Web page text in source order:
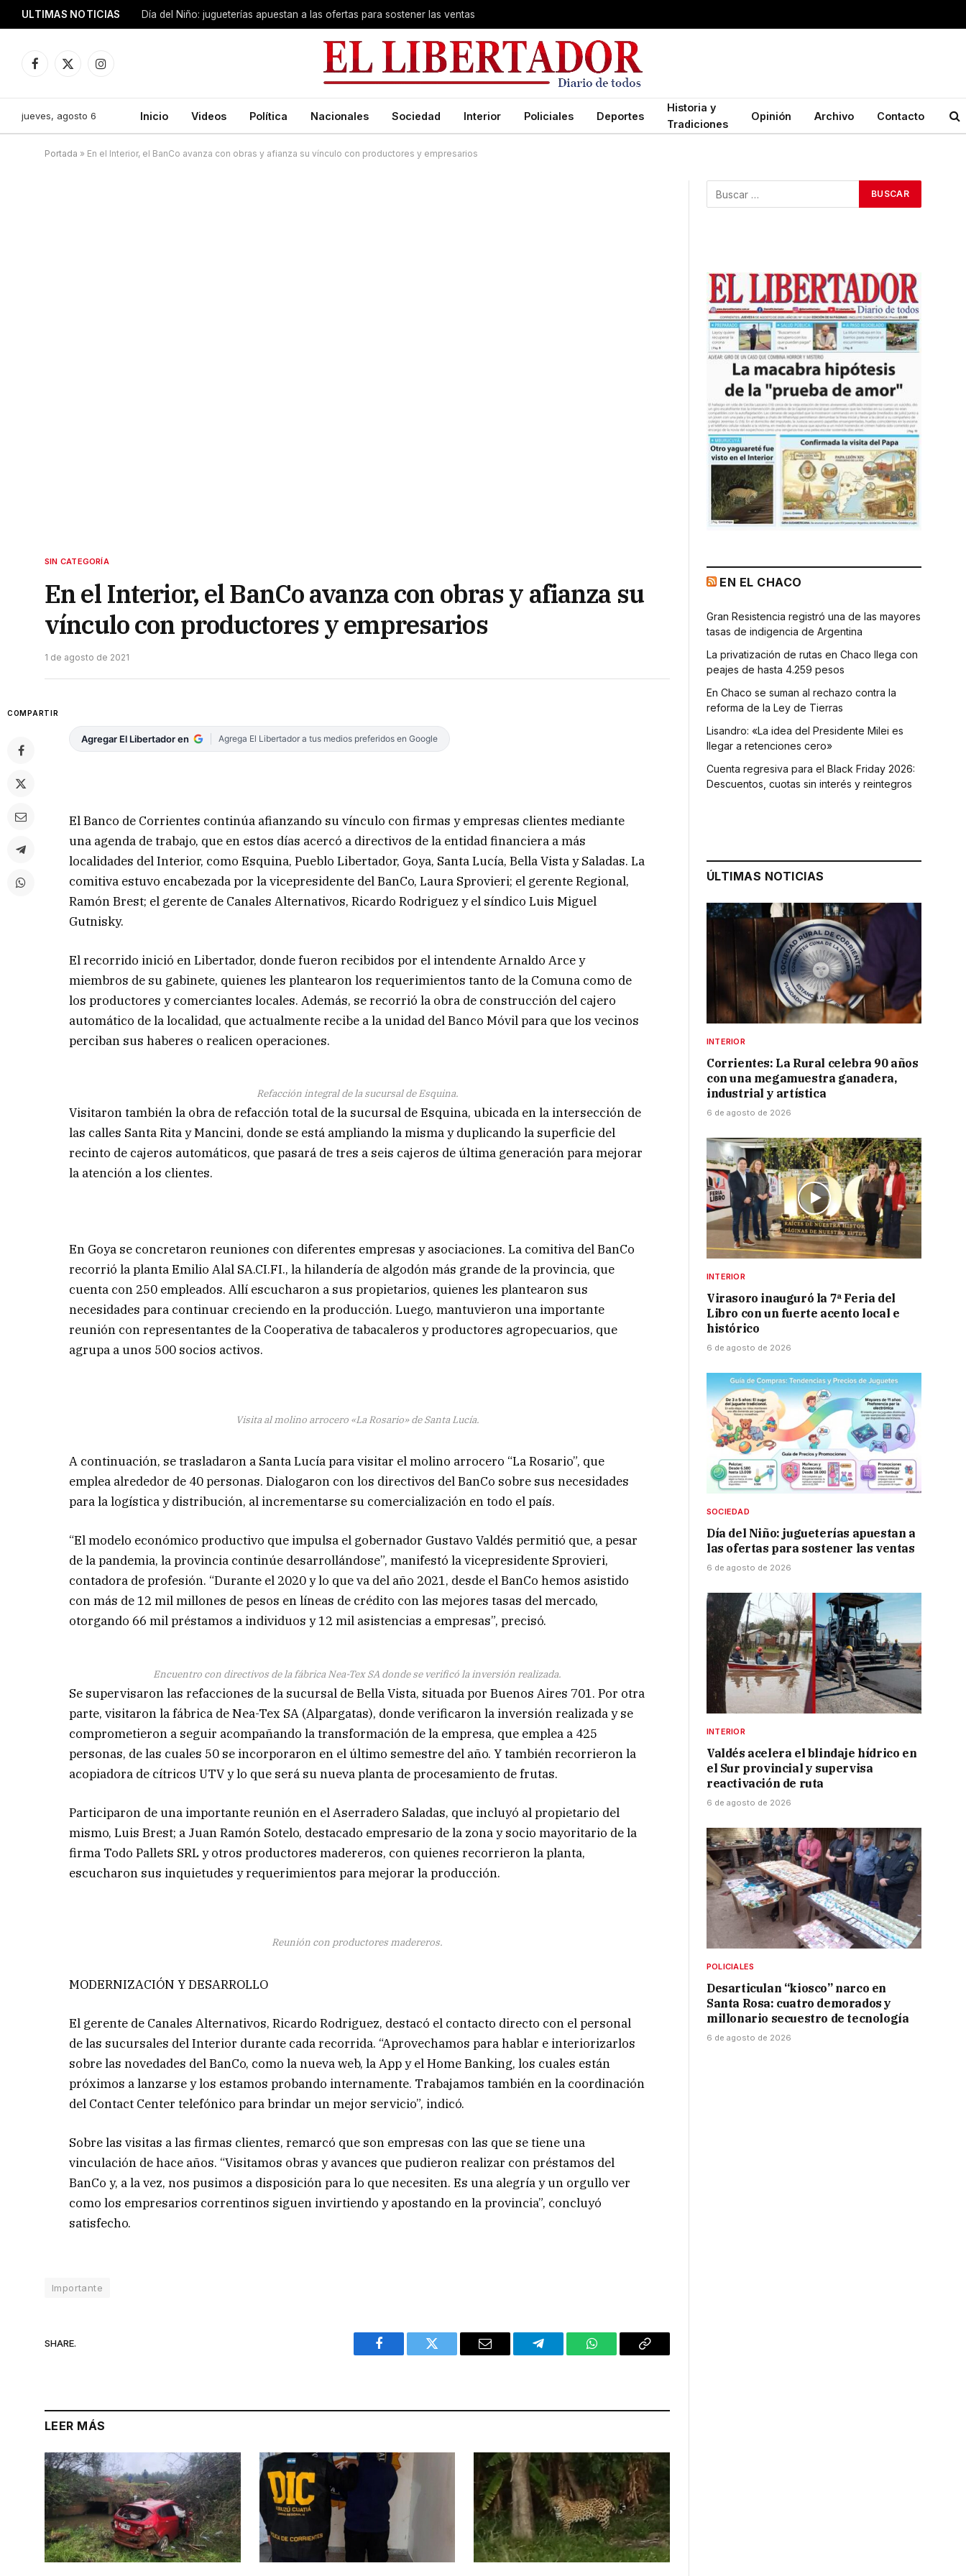
ULTIMAS NOTICIAS Día del Niño: jugueterías apuestan a las ofertas para sostener las ventas
Facebook
X
Instagram
jueves, agosto 6 Inicio Videos Política Nacionales Sociedad Interior Policiales Deportes
Historia y
Tradiciones
Opinión Archivo Contacto
Portada » En el Interior, el BanCo avanza con obras y afianza su vínculo con productores y empresarios
SIN CATEGORÍA
En el Interior, el BanCo avanza con obras y afianza su
vínculo con productores y empresarios
1 de agosto de 2021
COMPARTIR
Agregar El Libertador en Agrega El Libertador a tus medios preferidos en Google
El Banco de Corrientes continúa afianzando su vínculo con firmas y empresas clientes mediante
una agenda de trabajo, que en estos días acercó a directivos de la entidad financiera a más
localidades del Interior, como Esquina, Pueblo Libertador, Goya, Santa Lucía, Bella Vista y Saladas. La
comitiva estuvo encabezada por la vicepresidente del BanCo, Laura Sprovieri; el gerente Regional,
Ramón Brest; el gerente de Canales Alternativos, Ricardo Rodriguez y el síndico Luis Miguel
Gutnisky.
El recorrido inició en Libertador, donde fueron recibidos por el intendente Arnaldo Arce y
miembros de su gabinete, quienes les plantearon los requerimientos tanto de la Comuna como de
los productores y comerciantes locales. Además, se recorrió la obra de construcción del cajero
automático de la localidad, que actualmente recibe a la unidad del Banco Móvil para que los vecinos
perciban sus haberes o realicen operaciones.
Refacción integral de la sucursal de Esquina.
Visitaron también la obra de refacción total de la sucursal de Esquina, ubicada en la intersección de
las calles Santa Rita y Mancini, donde se está ampliando la misma y duplicando la superficie del
recinto de cajeros automáticos, que pasará de tres a seis cajeros de última generación para mejorar
la atención a los clientes.
En Goya se concretaron reuniones con diferentes empresas y asociaciones. La comitiva del BanCo
recorrió la planta Emilio Alal SA.CI.FI., la hilandería de algodón más grande de la provincia, que
cuenta con 250 empleados. Allí escucharon a sus propietarios, quienes les plantearon sus
necesidades para continuar creciendo en la producción. Luego, mantuvieron una importante
reunión con representantes de la Cooperativa de tabacaleros y productores agropecuarios, que
agrupa a unos 500 socios activos.
Visita al molino arrocero «La Rosario» de Santa Lucía.
A continuación, se trasladaron a Santa Lucía para visitar el molino arrocero “La Rosario”, que
emplea alrededor de 40 personas. Dialogaron con los directivos del BanCo sobre sus necesidades
para la logística y distribución, al incrementarse su comercialización en todo el país.
“El modelo económico productivo que impulsa el gobernador Gustavo Valdés permitió que, a pesar
de la pandemia, la provincia continúe desarrollándose”, manifestó la vicepresidente Sprovieri,
contadora de profesión. “Durante el 2020 y lo que va del año 2021, desde el BanCo hemos asistido
con más de 12 mil millones de pesos en líneas de crédito con las mejores tasas del mercado,
otorgando 66 mil préstamos a individuos y 12 mil asistencias a empresas”, precisó.
Encuentro con directivos de la fábrica Nea-Tex SA donde se verificó la inversión realizada.
Se supervisaron las refacciones de la sucursal de Bella Vista, situada por Buenos Aires 701. Por otra
parte, visitaron la fábrica de Nea-Tex SA (Alpargatas), donde verificaron la inversión realizada y se
comprometieron a seguir acompañando la transformación de la empresa, que emplea a 425
personas, de las cuales 50 se incorporaron en el último semestre del año. Y también recorrieron la
acopiadora de cítricos UTV y lo que será su nueva planta de procesamiento de frutas.
Participaron de una importante reunión en el Aserradero Saladas, que incluyó al propietario del
mismo, Luis Brest; a Juan Ramón Sotelo, destacado empresario de la zona y socio mayoritario de la
firma Todo Pallets SRL y otros productores madereros, con quienes recorrieron la planta,
escucharon sus inquietudes y requerimientos para mejorar la producción.
Reunión con productores madereros.
MODERNIZACIÓN Y DESARROLLO
El gerente de Canales Alternativos, Ricardo Rodriguez, destacó el contacto directo con el personal
de las sucursales del Interior durante cada recorrida. “Aprovechamos para hablar e interiorizarlos
sobre las novedades del BanCo, como la nueva web, la App y el Home Banking, los cuales están
próximos a lanzarse y los estamos probando internamente. Trabajamos también en la coordinación
del Contact Center telefónico para brindar un mejor servicio”, indicó.
Sobre las visitas a las firmas clientes, remarcó que son empresas con las que se tiene una
vinculación de hace años. “Visitamos obras y avances que pudieron realizar con préstamos del
BanCo y, a la vez, nos pusimos a disposición para lo que necesiten. Es una alegría y un orgullo ver
como los empresarios correntinos siguen invirtiendo y apostando en la provincia”, concluyó
satisfecho.
Importante
SHARE.
Facebook Twitter Email Telegram WhatsAppCopy
LEER MÁS
EN EL CHACO
Gran Resistencia registró una de las mayores
tasas de indigencia de Argentina
La privatización de rutas en Chaco llega con
peajes de hasta 4.259 pesos
En Chaco se suman al rechazo contra la
reforma de la Ley de Tierras
Lisandro: «La idea del Presidente Milei es
llegar a retenciones cero»
Cuenta regresiva para el Black Friday 2026:
Descuentos, cuotas sin interés y reintegros
ÚLTIMAS NOTICIAS
INTERIOR
Corrientes: La Rural celebra 90 años
con una megamuestra ganadera,
industrial y artística
6 de agosto de 2026
INTERIOR
Virasoro inauguró la 7ª Feria del
Libro con un fuerte acento local e
histórico
6 de agosto de 2026
SOCIEDAD
Día del Niño: jugueterías apuestan a
las ofertas para sostener las ventas
6 de agosto de 2026
INTERIOR
Valdés acelera el blindaje hídrico en
el Sur provincial y supervisa
reactivación de ruta
6 de agosto de 2026
POLICIALES
Desarticulan “kiosco” narco en
Santa Rosa: cuatro demorados y
millonario secuestro de tecnología
6 de agosto de 2026